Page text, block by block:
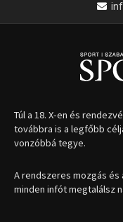
Túl a 18. X-en és
továbbra is a legfőbb
vonzóbbá tegye.
A rendszeres mozgás
minden infót megtalálsz